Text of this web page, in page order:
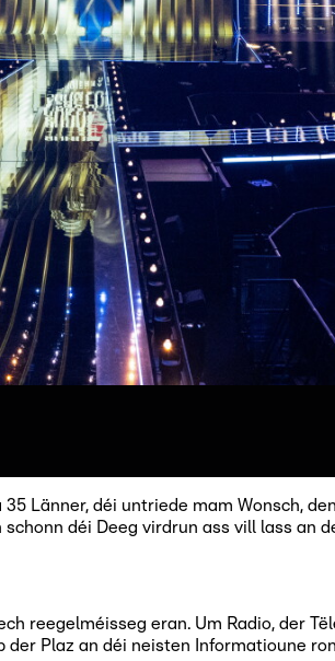
Länner, déi untriede mam Wonsch,
déi Deeg virdrun ass vill lass an
reegelméisseg eran. Um Radio, der
Plaz an déi neisten Informatioune